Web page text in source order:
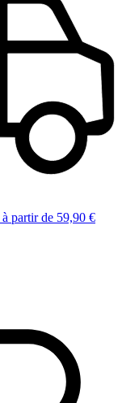
à partir de 59,90 €